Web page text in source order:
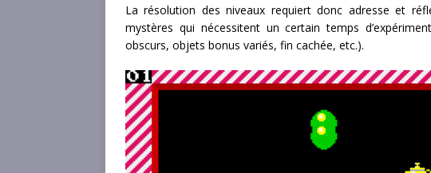
La résolution des niveaux requiert donc adresse et
mystères qui nécessitent un certain temps
obscurs, objets bonus variés, fin cachée, etc.).